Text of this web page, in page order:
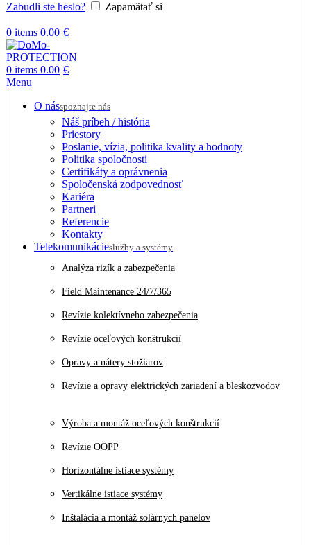
Zabudli ste heslo? Zapamätať si
0 items 0.00 €
0 items 0.00 €
Menu
O násspoznajte nás
Náš príbeh / história
Priestory
Poslanie, vízia, politika kvality a hodnoty
Politika spoločnosti
Certifikáty a oprávnenia
Spoločenská zodpovednosť
Kariéra
Partneri
Referencie
Kontakty
Telekomunikácieslužby a systémy
Analýza rizík a zabezpečenia
Field Maintenance 24/7/365
Revízie kolektívneho zabezpečenia
Revízie oceľových konštrukcií
Opravy a nátery stožiarov
Revízie a opravy elektrických zariadení a bleskozvodov
Výroba a montáž oceľových konštrukcií
Revízie OOPP
Horizontálne istiace systémy
Vertikálne istiace systémy
Inštalácia a montáž solárnych panelov